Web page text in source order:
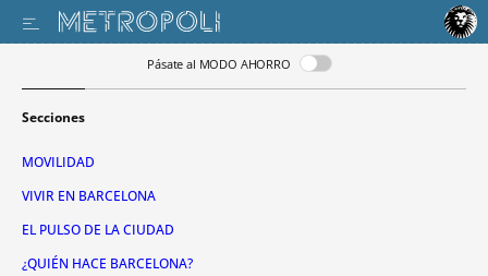
Pásate al MODO AHORRO
Secciones
MOVILIDAD
VIVIR EN BARCELONA
EL PULSO DE LA CIUDAD
¿QUIÉN HACE BARCELONA?